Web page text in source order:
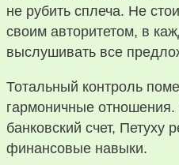
не рубить сплеча. Не
своим авторитетом, в
выслушивать все
Тотальный контроль
гармоничные отношения.
банковский счет, Петуху
финансовые навыки.